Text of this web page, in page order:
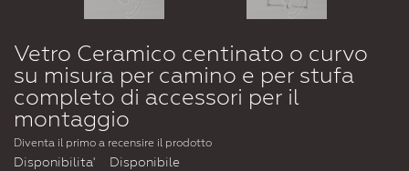
Vetro Ceramico centinato o curvo
su misura per camino e per stufa
completo di accessori per il
montaggio
Diventa il primo a recensire il prodotto
Disponibilita'
Disponibile